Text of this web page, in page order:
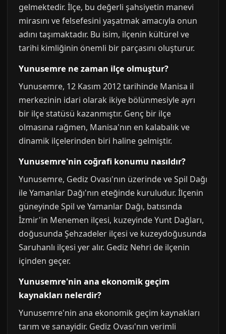
gelmektedir. İlçe, bu değerli şahsiyetin manevi
mirasını ve felsefesini yaşatmak amacıyla onun
adını taşımaktadır. Bu isim, ilçenin kültürel ve
tarihi kimliğinin önemli bir parçasını oluşturur.
Yunusemre ne zaman ilçe olmuştur?
Yunusemre, 12 Kasım 2012 tarihinde Manisa il
merkezinin idari olarak ikiye bölünmesiyle ayrı
bir ilçe statüsü kazanmıştır. Genç bir ilçe
olmasına rağmen, Manisa'nın en kalabalık ve
dinamik ilçelerinden biri haline gelmiştir.
Yunusemre'nin coğrafi konumu nasıldır?
Yunusemre, Gediz Ovası'nın üzerinde ve Spil Dağı
ile Yamanlar Dağı'nın eteğinde kuruludur. İlçenin
güneyinde Spil ve Yamanlar Dağı, batısında
İzmir'in Menemen ilçesi, kuzeyinde Yunt Dağları,
doğusunda Şehzadeler ilçesi ve kuzeydoğusunda
Saruhanlı ilçesi yer alır. Gediz Nehri de ilçenin
içinden geçer.
Yunusemre'nin ana ekonomik geçim
kaynakları nelerdir?
Yunusemre'nin ana ekonomik geçim kaynakları
tarım ve sanayidir. Gediz Ovası'nın verimli